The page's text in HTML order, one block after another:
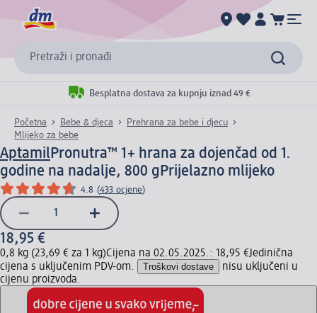
Pretraži i pronađi
Besplatna dostava za kupnju iznad 49 €
Početna Bebe & djeca
Prehrana za bebe i djecu
Mlijeko za bebe
AptamilPronutra™ 1+ hrana za dojenčad od 1.
godine na nadalje, 800 g Prijelazno mlijeko
4.8 (433 ocjene)
18,95 €
0,8 kg (23,69 € za 1 kg)Cijena na 02.05.2025.: 18,95 €Jedinična
cijena s uključenim PDV-om.
Troškovi dostave
nisu uključeni u
cijenu proizvoda.